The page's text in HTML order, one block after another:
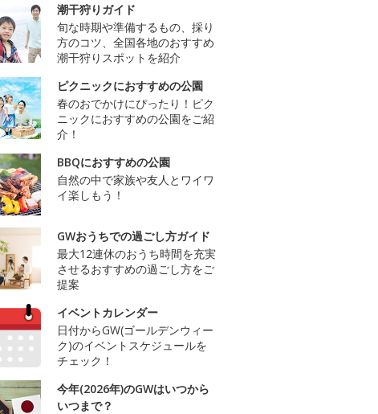
潮干狩りガイド
旬な時期や準備するもの、採り
方のコツ、全国各地のおすすめ
潮干狩りスポットを紹介
ピクニックにおすすめの公園
春のおでかけにぴったり！ピク
ニックにおすすめの公園をご紹
介！
BBQにおすすめの公園
自然の中で家族や友人とワイワ
イ楽しもう！
GWおうちでの過ごし方ガイド
最大12連休のおうち時間を充実
させるおすすめの過ごし方をご
提案
イベントカレンダー
日付からGW(ゴールデンウィー
ク)のイベントスケジュールを
チェック！
今年(2026年)のGWはいつから
いつまで？